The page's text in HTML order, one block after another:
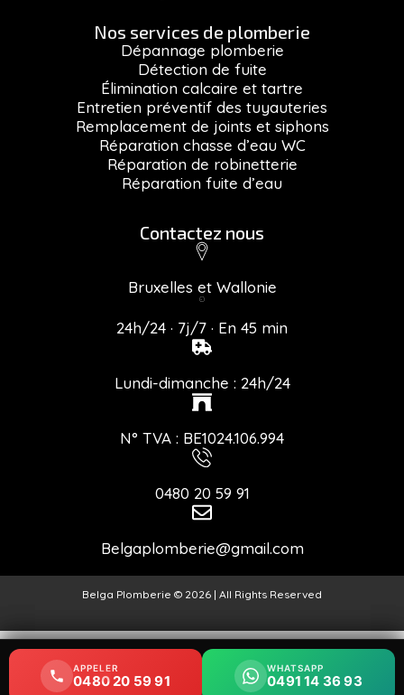
APPELER
0480 20 59 91
WHATSAPP
0491 14 36 93
Nos services de plomberie
Dépannage plomberie
Détection de fuite
Élimination calcaire et tartre
Entretien préventif des tuyauteries
Remplacement de joints et siphons
Réparation chasse d’eau WC
Réparation de robinetterie
Réparation fuite d’eau
Contactez nous
Bruxelles et Wallonie
24h/24 · 7j/7 · En 45 min
Lundi-dimanche : 24h/24
N° TVA : BE1024.106.994
0480 20 59 91
Belgaplomberie@gmail.com
Belga Plomberie © 2026 | All Rights Reserved
APPELER
0480 20 59 91
WHATSAPP
0491 14 36 93